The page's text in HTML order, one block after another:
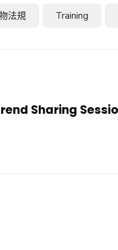
法規 Training
Sharing